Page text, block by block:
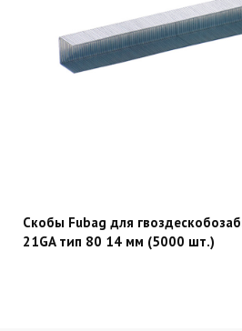
Скобы Fubag для
21GA тип 80 14 мм (5000 шт.)